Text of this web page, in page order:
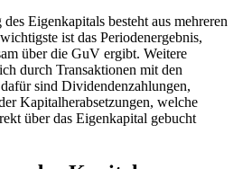
Eigenkapitals besteht aus mehreren
ist das Periodenergebnis,
über die GuV ergibt. Weitere
durch Transaktionen mit den
sind Dividendenzahlungen,
Kapitalherabsetzungen, welche
über das Eigenkapital gebucht